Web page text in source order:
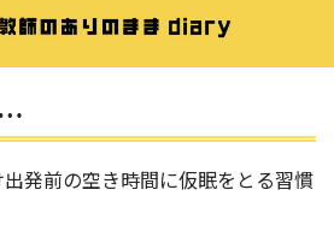
発前の空き時間に仮眠をとる習慣